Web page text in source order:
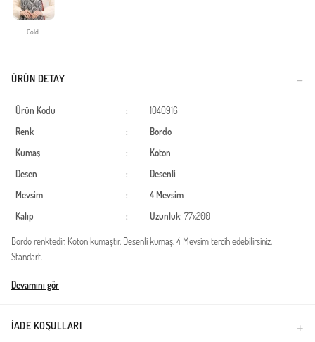
Gold
ÜRÜN DETAY
Ürün Kodu :
1040916
Renk
:
Bordo
Kumaş
:
Koton
Desen
:
Desenli
Mevsim
:
4 Mevsim
Kalıp
: Uzunluk: 77x200
Bordo renktedir. Koton kumaştır. Desenli kumaş. 4 Mevsim tercih edebilirsiniz.
Standart.
Türkiye'de üretilmiştir.
Devamını gör
İADE KOŞULLARI